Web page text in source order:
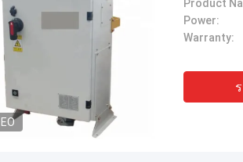
Product
Power:
Warranty: